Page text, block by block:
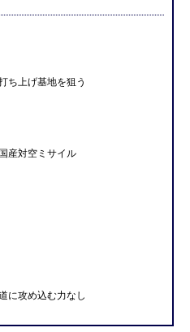
ち上げ基地を狙う
産対空ミサイル
に攻め込む力なし